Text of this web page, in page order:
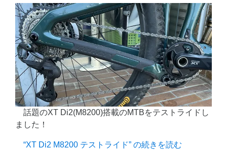
話題のXT Di2(M8200)搭載のMTBをテストライドし
ました！
“XT Di2 M8200 テストライド” の続きを読む